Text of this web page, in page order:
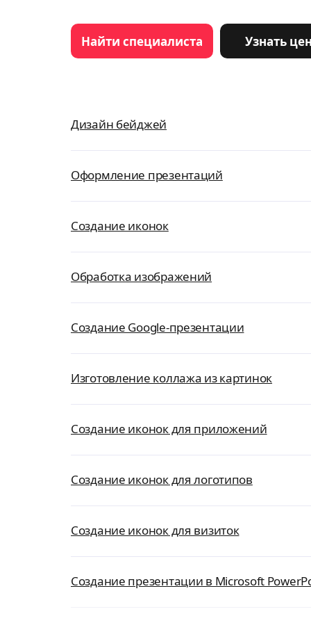
Найти специалиста Узнать
Дизайн бейджей
Оформление презентаций
Создание иконок
Обработка изображений
Создание Google-презентации
Изготовление коллажа из картинок
Создание иконок для приложений
Создание иконок для логотипов
Создание иконок для визиток
Создание презентации в Microsoft